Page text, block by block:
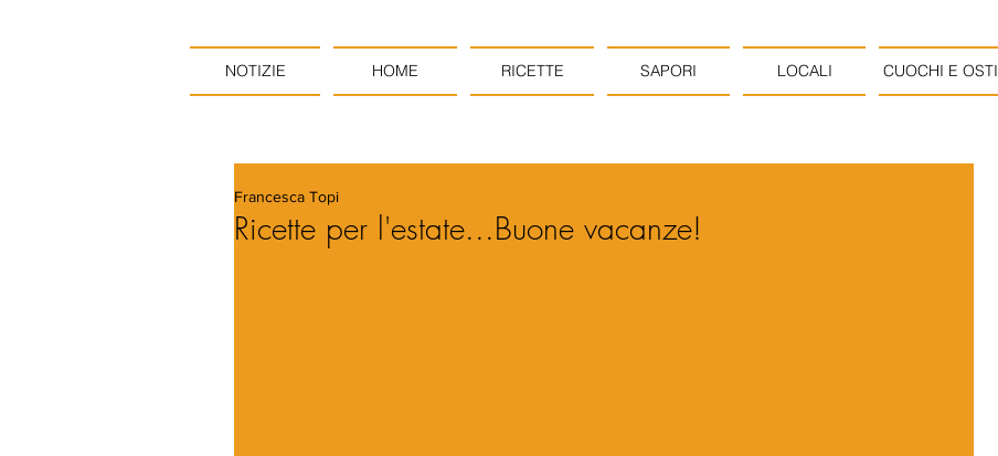
NOTIZIE HOME RICETTE SAPORI LOCALI CUOCHI E OSTI
Ricette per l'estate...Buone vacanze!
Francesca Topi